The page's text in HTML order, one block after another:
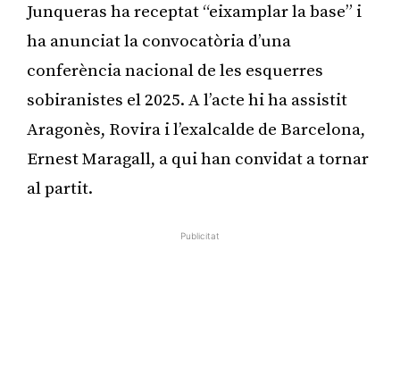
Junqueras ha receptat “eixamplar la base” i
ha anunciat la convocatòria d’una
conferència nacional de les esquerres
sobiranistes el 2025. A l’acte hi ha assistit
Aragonès, Rovira i l’exalcalde de Barcelona,
Ernest Maragall, a qui han convidat a tornar
al partit.
Publicitat